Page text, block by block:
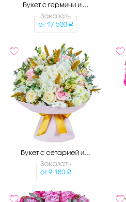
Букет с гермини и ...
Заказать
от 17 500
Букет с сетарией и...
Заказать
от 9 180